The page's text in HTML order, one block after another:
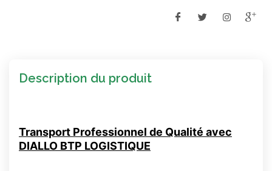
Description du produit
Transport Professionnel de Qualité avec
DIALLO BTP LOGISTIQUE